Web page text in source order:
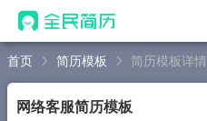
首页
AI 简历工具
首页 简历模板 简历模板详情
网络客服简历模板